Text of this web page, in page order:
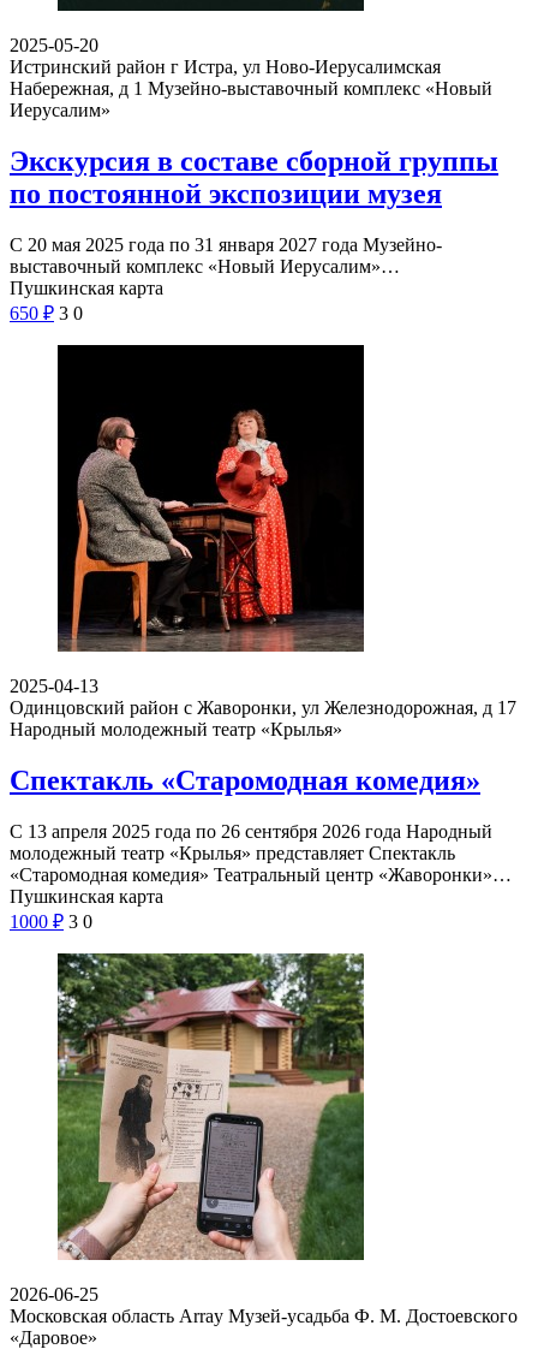
2025-05-20
Истринский район г Истра, ул Ново-Иерусалимская
Набережная, д 1 Музейно-выставочный комплекс «Новый
Иерусалим»
Экскурсия в составе сборной группы
по постоянной экспозиции музея
С 20 мая 2025 года по 31 января 2027 года Музейно-
выставочный комплекс «Новый Иерусалим»…
Пушкинская карта
650 ₽ 3 0
2025-04-13
Одинцовский район с Жаворонки, ул Железнодорожная, д 17
Народный молодежный театр «Крылья»
Спектакль «Старомодная комедия»
С 13 апреля 2025 года по 26 сентября 2026 года Народный
молодежный театр «Крылья» представляет Спектакль
«Старомодная комедия» Театральный центр «Жаворонки»…
Пушкинская карта
1000 ₽ 3 0
2026-06-25
Московская область Array Музей-усадьба Ф. М. Достоевского
«Даровое»